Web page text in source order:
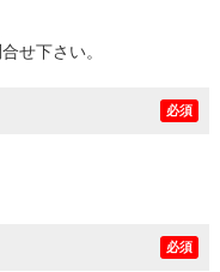
せ下さい。
必須
必須